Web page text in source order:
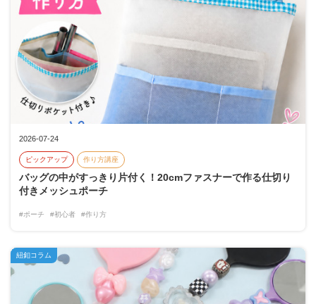
2026-07-24
ピックアップ 作り方講座
バッグの中がすっきり片付く！20cmファスナーで作る仕切り
付きメッシュポーチ
#ポーチ #初心者 #作り方
紐釦コラム